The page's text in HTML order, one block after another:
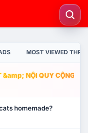
MOST VIEWED
&amp; NỘI QUY CỘNG
homemade?